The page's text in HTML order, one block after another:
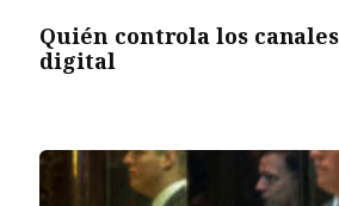
Quién controla los
digital